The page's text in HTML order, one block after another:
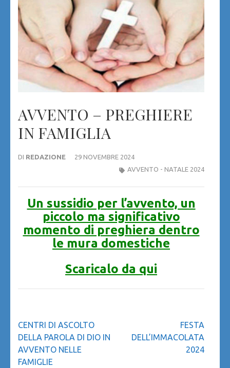
AVVENTO – PREGHIERE
IN FAMIGLIA
DI REDAZIONE
29 NOVEMBRE 2024
AVVENTO - NATALE 2024
Un sussidio per l’avvento, un
piccolo ma significativo
momento di preghiera dentro
le mura domestiche
Scaricalo da qui
Navigazione
articoli
CENTRI DI ASCOLTO
DELLA PAROLA DI DIO IN
AVVENTO NELLE
FAMIGLIE
FESTA
DELL’IMMACOLATA
2024